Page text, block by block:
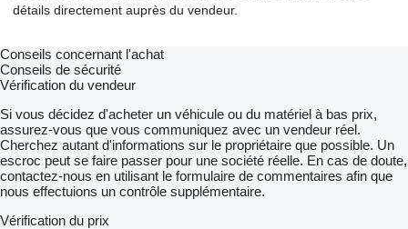
détails directement auprès du vendeur.
Conseils concernant l'achat
Conseils de sécurité
Vérification du vendeur
Si vous décidez d'acheter un véhicule ou du matériel à bas prix,
assurez-vous que vous communiquez avec un vendeur réel.
Cherchez autant d'informations sur le propriétaire que possible. Un
escroc peut se faire passer pour une société réelle. En cas de doute,
contactez-nous en utilisant le formulaire de commentaires afin que
nous effectuions un contrôle supplémentaire.
Vérification du prix